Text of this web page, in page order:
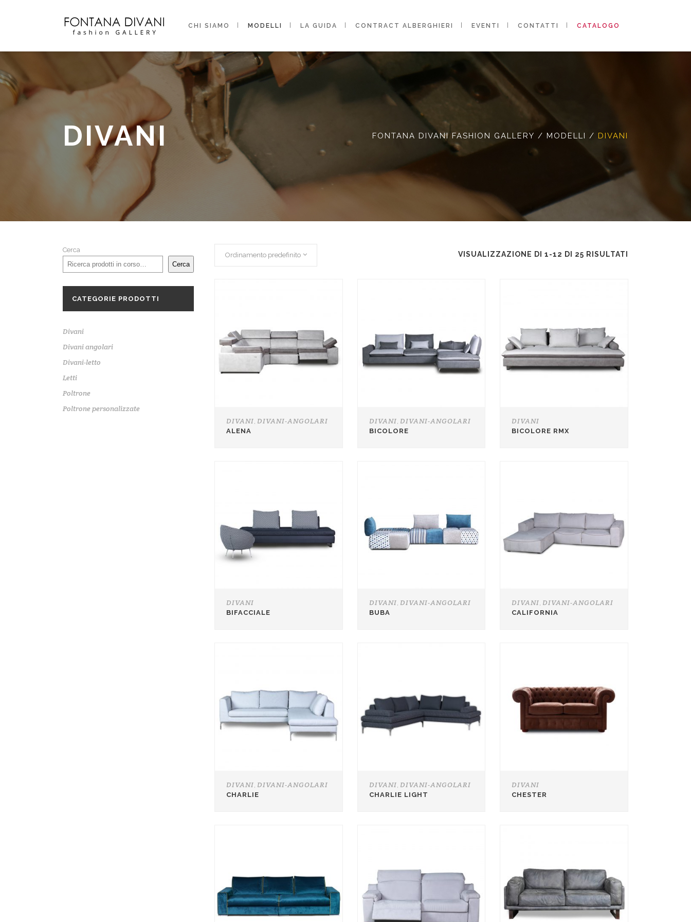
CHI SIAMO MODELLI LA GUIDA CONTRACT ALBERGHIERI EVENTI CONTATTI CATALOGO
DIVANI FONTANA DIVANI FASHION GALLERY / MODELLI / DIVANI
Cerca
Cerca
CATEGORIE PRODOTTI
Divani
Divani angolari
Divani-letto
Letti
Poltrone
Poltrone personalizzate
VISUALIZZAZIONE DI 1-12 DI 25 RISULTATI
Ordinamento predefinito
DIVANI DIVANI-ANGOLARI
ALENA
DIVANI DIVANI-ANGOLARI
BICOLORE
DIVANI
BICOLORE RMX
DIVANI
BIFACCIALE
DIVANI, DIVANI-ANGOLARI
BUBA
DIVANI, DIVANI-ANGOLARI
CALIFORNIA
DIVANI DIVANI-ANGOLARI
CHARLIE
DIVANI DIVANI-ANGOLARI
CHARLIE LIGHT
DIVANI
CHESTER